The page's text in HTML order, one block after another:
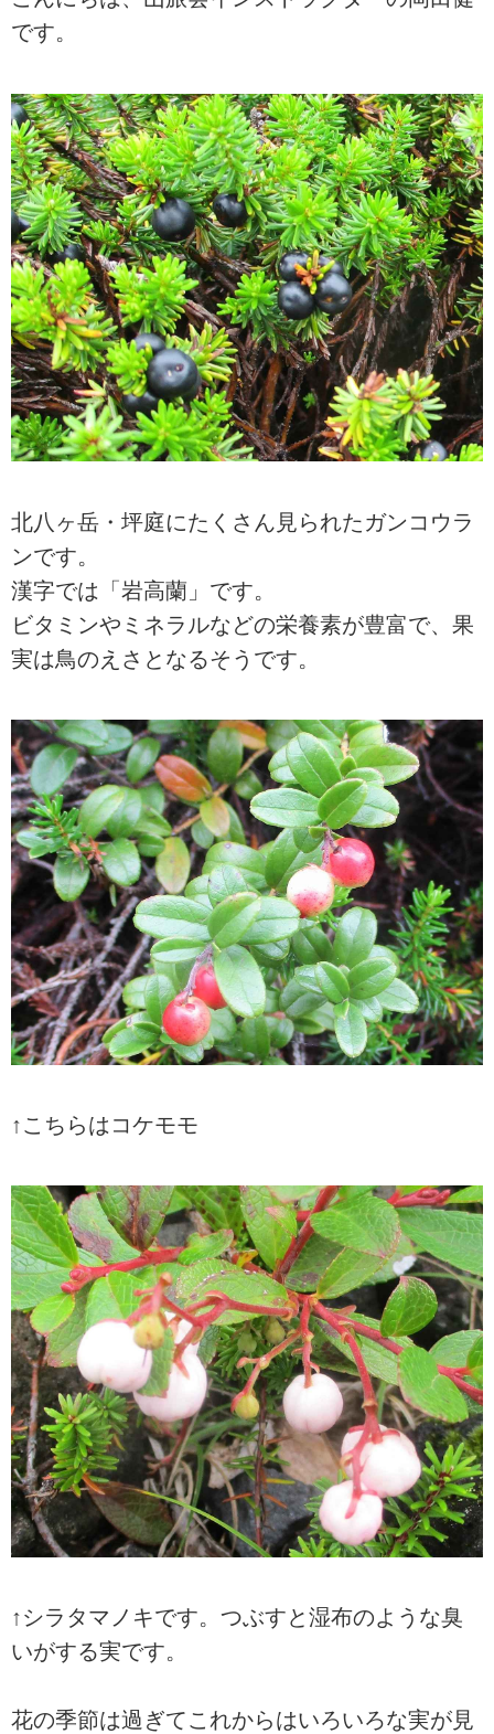
です。
北八ヶ岳・坪庭にたくさん見られたガンコウラ
ンです。
漢字では「岩高蘭」です。
ビタミンやミネラルなどの栄養素が豊富で、果
実は鳥のえさとなるそうです。
↑こちらはコケモモ
↑シラタマノキです。つぶすと湿布のような臭
いがする実です。
花の季節は過ぎてこれからはいろいろな実が見